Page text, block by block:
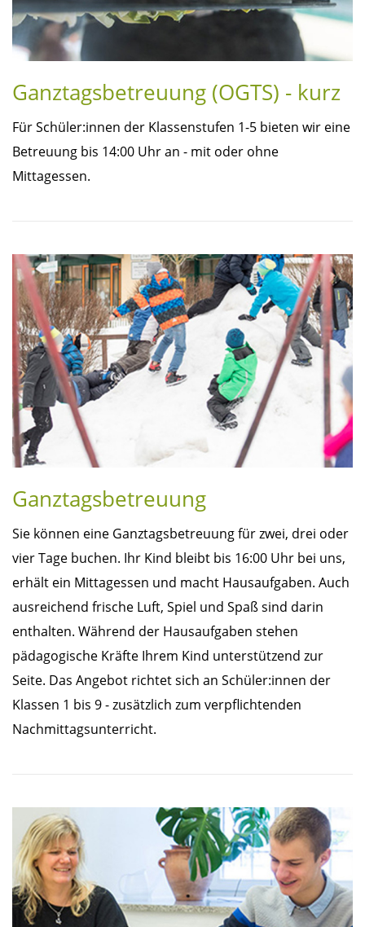
Ganztagsbetreuung (OGTS) - kurz
Für Schüler:innen der Klassenstufen 1-5 bieten wir eine
Betreuung bis 14:00 Uhr an - mit oder ohne
Mittagessen.
Ganztagsbetreuung
Sie können eine Ganztagsbetreuung für zwei, drei oder
vier Tage buchen. Ihr Kind bleibt bis 16:00 Uhr bei uns,
erhält ein Mittagessen und macht Hausaufgaben. Auch
ausreichend frische Luft, Spiel und Spaß sind darin
enthalten. Während der Hausaufgaben stehen
pädagogische Kräfte Ihrem Kind unterstützend zur
Seite. Das Angebot richtet sich an Schüler:innen der
Klassen 1 bis 9 - zusätzlich zum verpflichtenden
Nachmittagsunterricht.